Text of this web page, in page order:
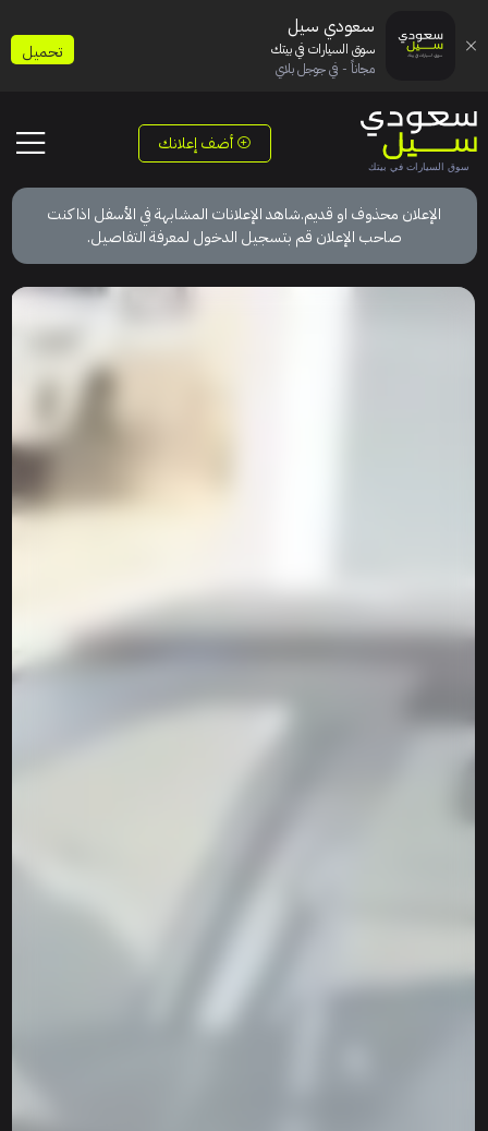
أضف إعلانك
الإعلان محذوف او قديم.شاهد الإعلانات المشابهة في الأسفل اذا كنت
صاحب الإعلان قم بتسجيل الدخول لمعرفة التفاصيل.
سعودي سيل
سوق السيارات في بيتك
مجاناً - في جوجل بلاي
تحميل